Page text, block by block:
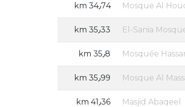
Mosque Al 34٫74 km
El-Sania 35٫33 km
Mosquée 35٫8 km
Mosque Al 35٫99 km
Masjid Abaqeel 41٫36 km